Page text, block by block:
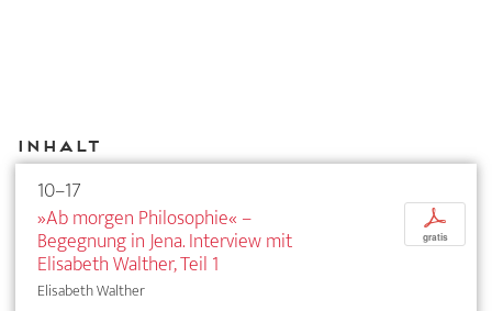
Inhalt
10–17
»Ab morgen Philosophie« –
Begegnung in Jena. Interview mit
Elisabeth Walther, Teil 1
Elisabeth Walther
p
gratis